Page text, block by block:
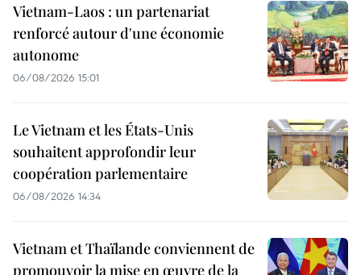
Vietnam-Laos : un partenariat
renforcé autour d'une économie
autonome
06/08/2026 15:01
Le Vietnam et les États-Unis
souhaitent approfondir leur
coopération parlementaire
06/08/2026 14:34
Vietnam et Thaïlande conviennent de
promouvoir la mise en œuvre de la